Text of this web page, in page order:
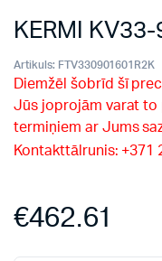
KERMI
Artikuls: FTV330901601R2K
Diemžēl šobrīd šī
Jūs joprojām varat to
termiņiem ar Jums
Kontakttālrunis: +371
€462.61